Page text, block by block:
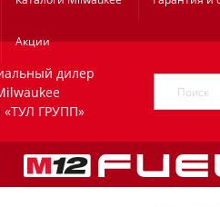
Акции
дилер
ГРУПП»